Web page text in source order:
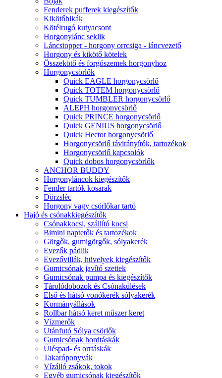
Fenderek pufferek kiegészítők
Kikötőbikák
Kötélrugó kutyacsont
Horgonylánc seklik
Láncstopper - horgony orrcsiga - láncvezető
Horgony és kikötő kötelek
Összekötő és forgószemek horgonyhoz
Horgonycsörlők
Quick EAGLE horgonycsörlő
Quick TOTEM horgonycsörlő
Quick TUMBLER horgonycsörlő
ALEPH horgonycsörlő
Quick PRINCE horgonycsörlő
Quick GENIUS horgonycsörlő
Quick Hector horgonycsörlő
Horgonycsörlő távirányítók, tartozékok
Horgonycsörlő kapcsolók
Quick dobos horgonycsörlők
ANCHOR BUDDY
Horgonyláncok kiegészítők
Fender tartók kosarak
Dörzsléc
Horgony vagy csörlőkar tartó
Hajó és csónakkiegészítők
Csónakkocsi, szállító kocsi
Bimini naptetők és tartozékok
Görgők, gumigörgők, sólyakerék
Evezők pádlik
Evezővillák, hüvelyek kiegészítők
Gumicsónak javító szettek
Gumicsónak pumpa és kiegészítők
Tárolódobozok és Csónakülések
Első és hátsó vonókerék sólyakerék
Kormányállások
Rollbar hátsó keret műszer keret
Vízmerők
Utánfutó Sólya csörlők
Gumicsónak hordtáskák
Üléspad- és orrtáskák
Takaróponyvák
Vízálló zsákok, tokok
Egyéb gumicsónak kiegészítők